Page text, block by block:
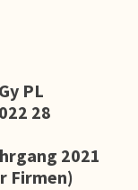
PL
28
2021
Firmen)